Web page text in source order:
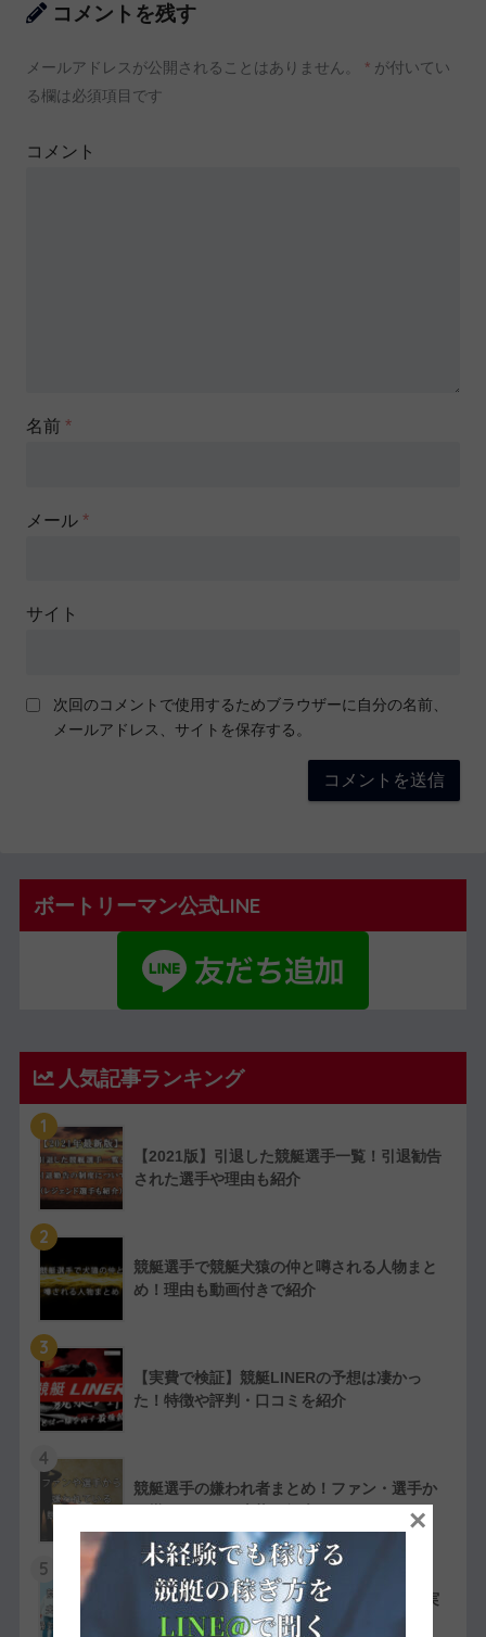
コメントを残す
メールアドレスが公開されることはありません。 * が付いてい
る欄は必須項目です
コメント
名前 *
メール *
サイト
次回のコメントで使用するためブラウザーに自分の名前、
メールアドレス、サイトを保存する。
ボートリーマン公式LINE
人気記事ランキング
1
【2021版】引退した競艇選手一覧！引退勧告
された選手や理由も紹介
2
競艇選手で競艇犬猿の仲と噂される人物まと
め！理由も動画付きで紹介
3
【実費で検証】競艇LINERの予想は凄かっ
た！特徴や評判・口コミを紹介
4
競艇選手の嫌われ者まとめ！ファン・選手か
5
競艇選手同士の夫婦11組一覧【夫婦対決が実
現したレースも紹介】
×